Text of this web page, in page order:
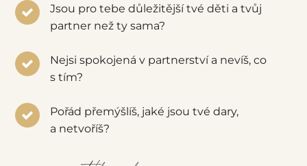
Jsou pro tebe důležitější tvé děti a tvůj
partner než ty sama?
Nejsi spokojená v partnerství a nevíš, co
s tím?
Pořád přemýšlíš, jaké jsou tvé dary,
a netvoříš?